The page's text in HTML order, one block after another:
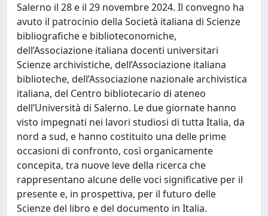
Salerno il 28 e il 29 novembre 2024. Il convegno ha
avuto il patrocinio della Società italiana di Scienze
bibliografiche e biblioteconomiche,
dell’Associazione italiana docenti universitari
Scienze archivistiche, dell’Associazione italiana
biblioteche, dell’Associazione nazionale archivistica
italiana, del Centro bibliotecario di ateneo
dell’Università di Salerno. Le due giornate hanno
visto impegnati nei lavori studiosi di tutta Italia, da
nord a sud, e hanno costituito una delle prime
occasioni di confronto, così organicamente
concepita, tra nuove leve della ricerca che
rappresentano alcune delle voci significative per il
presente e, in prospettiva, per il futuro delle
Scienze del libro e del documento in Italia.